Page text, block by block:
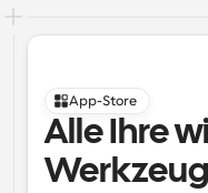
App-Store
Alle Ihre